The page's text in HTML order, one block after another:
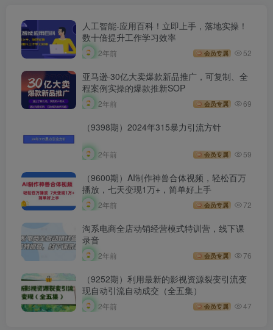
人工智能-应用百科！立即上手，落地实操！
数十倍提升工作学习效率
2年前 会员专属 52
亚马逊·30亿大卖爆款新品推广，可复制、全
程案例实操的爆款推新SOP
2年前 会员专属 69
（9398期）2024年315暴力引流方针
2年前 会员专属 59
（9600期）AI制作神兽合体视频，轻松百万
播放，七天变现1万+，简单好上手
2年前 会员专属 72
淘系电商全店动销经营模式特训营，线下课
录音
2年前 会员专属 76
（9252期）利用最新的影视资源裂变引流变
现自动引流自动成交（全五集）
2年前 会员专属 47